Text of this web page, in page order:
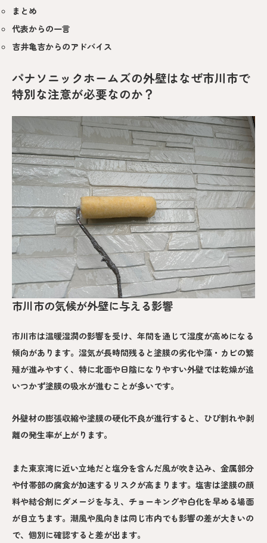
まとめ
代表からの一言
吉井亀吉からのアドバイス
パナソニックホームズの外壁はなぜ市川市で
特別な注意が必要なのか？
市川市の気候が外壁に与える影響
市川市は温暖湿潤の影響を受け、年間を通じて湿度が高めになる
傾向があります。湿気が長時間残ると塗膜の劣化や藻・カビの繁
殖が進みやすく、特に北面や日陰になりやすい外壁では乾燥が追
いつかず塗膜の吸水が進むことが多いです。
外壁材の膨張収縮や塗膜の硬化不良が進行すると、ひび割れや剥
離の発生率が上がります。
また東京湾に近い立地だと塩分を含んだ風が吹き込み、金属部分
や付帯部の腐食が加速するリスクが高まります。塩害は塗膜の顔
料や結合剤にダメージを与え、チョーキングや白化を早める場面
が目立ちます。潮風や風向きは同じ市内でも影響の差が大きいの
で、個別に確認すると差が出ます。